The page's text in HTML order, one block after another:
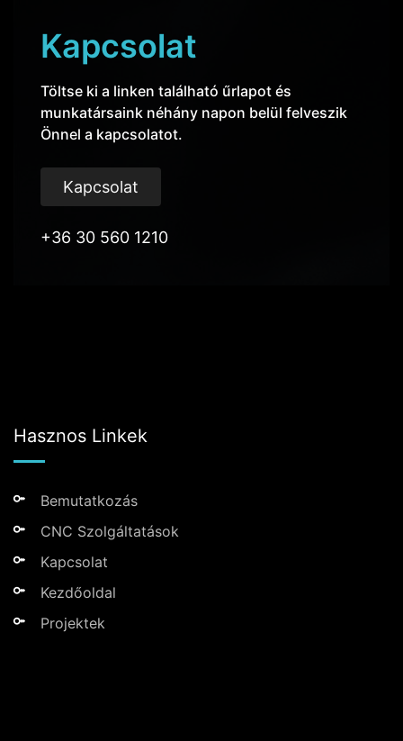
Kapcsolat
Töltse ki a linken található űrlapot és
munkatársaink néhány napon belül felveszik
Önnel a kapcsolatot.
Kapcsolat
+36 30 560 1210
Hasznos Linkek
Bemutatkozás
CNC Szolgáltatások
Kapcsolat
Kezdőoldal
Projektek